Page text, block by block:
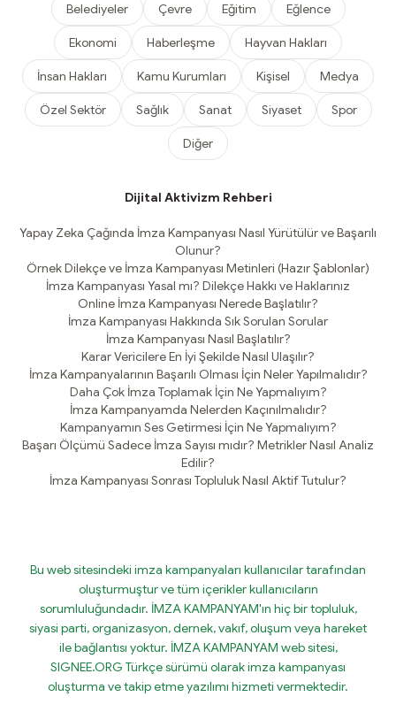
Belediyeler Çevre Eğitim Eğlence
Ekonomi Haberleşme Hayvan Hakları
İnsan Hakları Kamu Kurumları Kişisel Medya
Özel Sektör Sağlık Sanat Siyaset Spor
Diğer
Dijital Aktivizm Rehberi
Yapay Zeka Çağında İmza Kampanyası Nasıl Yürütülür ve Başarılı
Olunur?
Örnek Dilekçe ve İmza Kampanyası Metinleri (Hazır Şablonlar)
İmza Kampanyası Yasal mı? Dilekçe Hakkı ve Haklarınız
Online İmza Kampanyası Nerede Başlatılır?
İmza Kampanyası Hakkında Sık Sorulan Sorular
İmza Kampanyası Nasıl Başlatılır?
Karar Vericilere En İyi Şekilde Nasıl Ulaşılır?
İmza Kampanyalarının Başarılı Olması İçin Neler Yapılmalıdır?
Daha Çok İmza Toplamak İçin Ne Yapmalıyım?
İmza Kampanyamda Nelerden Kaçınılmalıdır?
Kampanyamın Ses Getirmesi İçin Ne Yapmalıyım?
Başarı Ölçümü Sadece İmza Sayısı mıdır? Metrikler Nasıl Analiz
Edilir?
İmza Kampanyası Sonrası Topluluk Nasıl Aktif Tutulur?
Bu web sitesindeki imza kampanyaları kullanıcılar tarafından
oluşturmuştur ve tüm içerikler kullanıcıların
sorumluluğundadır. İMZA KAMPANYAM'ın hiç bir topluluk,
siyasi parti, organizasyon, dernek, vakıf, oluşum veya hareket
ile bağlantısı yoktur. İMZA KAMPANYAM web sitesi,
SIGNEE.ORG Türkçe sürümü olarak imza kampanyası
oluşturma ve takip etme yazılımı hizmeti vermektedir.